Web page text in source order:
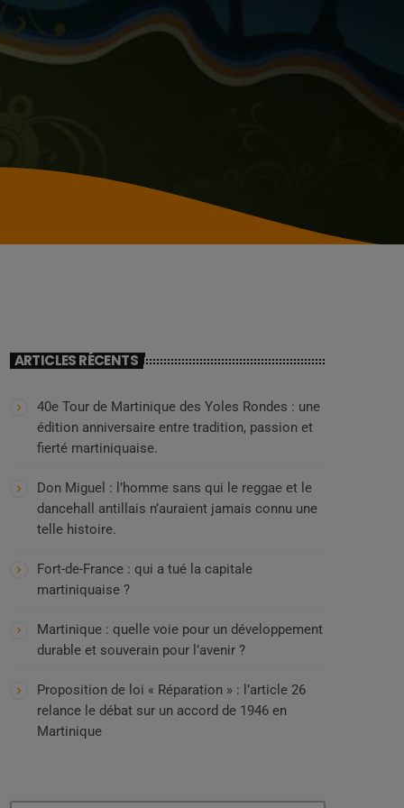
ARTICLES RÉCENTS
40e Tour de Martinique des Yoles Rondes : une
édition anniversaire entre tradition, passion et
fierté martiniquaise.
Don Miguel : l’homme sans qui le reggae et le
dancehall antillais n’auraient jamais connu une
telle histoire.
Fort-de-France : qui a tué la capitale
martiniquaise ?
Martinique : quelle voie pour un développement
durable et souverain pour l’avenir ?
Proposition de loi « Réparation » : l’article 26
relance le débat sur un accord de 1946 en
Martinique